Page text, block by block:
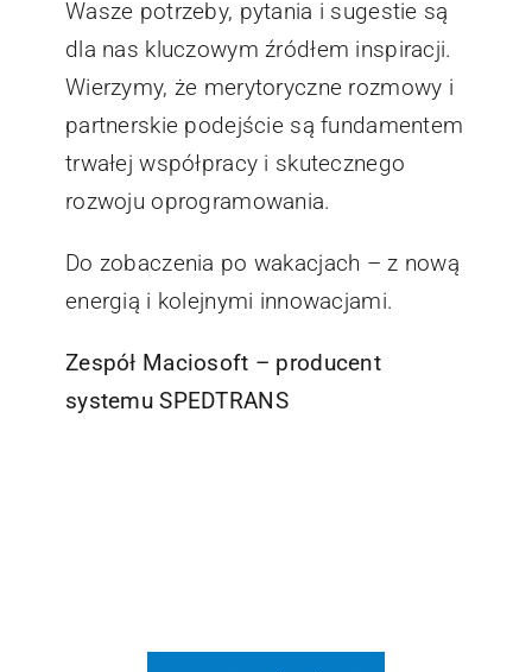
Wasze potrzeby, pytania i sugestie są
dla nas kluczowym źródłem inspiracji.
Wierzymy, że merytoryczne rozmowy i
partnerskie podejście są fundamentem
trwałej współpracy i skutecznego
rozwoju oprogramowania.
Do zobaczenia po wakacjach – z nową
energią i kolejnymi innowacjami.
Zespół Maciosoft – producent
systemu SPEDTRANS